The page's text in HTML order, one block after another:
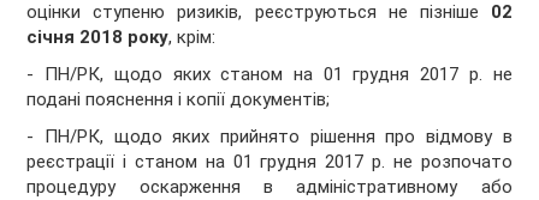
оцінки ступеню ризиків, реєструються не пізніше 02
січня 2018 року, крім:
- ПН/РК, щодо яких станом на 01 грудня 2017 р. не
подані пояснення і копії документів;
- ПН/РК, щодо яких прийнято рішення про відмову в
реєстрації і станом на 01 грудня 2017 р. не розпочато
процедуру оскарження в адміністративному або